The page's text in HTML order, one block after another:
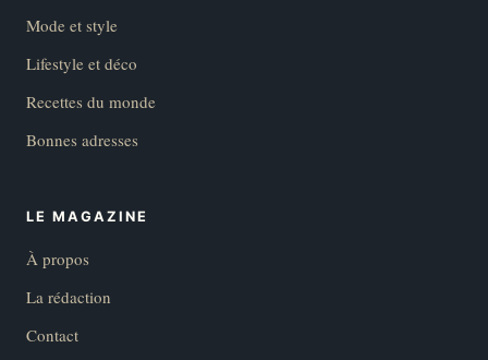
Mode et style
Lifestyle et déco
Recettes du monde
Bonnes adresses
LE MAGAZINE
À propos
La rédaction
Contact